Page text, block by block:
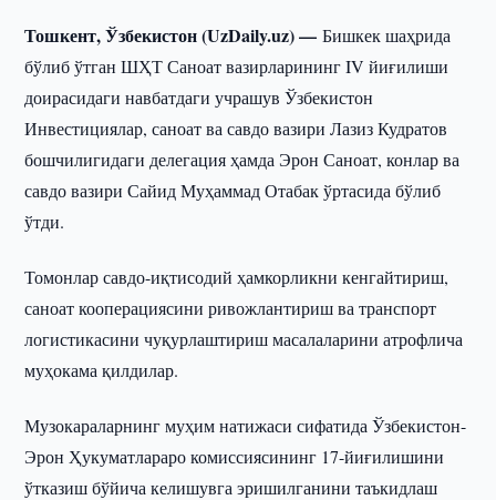
Тошкент, Ўзбекистон (UzDaily.uz) —Бишкек шаҳрида
бўлиб ўтган ШҲТ Саноат вазирларининг IV йиғилиши
доирасидаги навбатдаги учрашув Ўзбекистон
Инвестициялар, саноат ва савдо вазири Лазиз Кудратов
бошчилигидаги делегация ҳамда Эрон Саноат, конлар ва
савдо вазири Сайид Муҳаммад Отабак ўртасида бўлиб
ўтди.
Томонлар савдо-иқтисодий ҳамкорликни кенгайтириш,
саноат кооперациясини ривожлантириш ва транспорт
логистикасини чуқурлаштириш масалаларини атрофлича
муҳокама қилдилар.
Музокараларнинг муҳим натижаси сифатида Ўзбекистон-
Эрон Ҳукуматлараро комиссиясининг 17-йиғилишини
ўтказиш бўйича келишувга эришилганини таъкидлаш